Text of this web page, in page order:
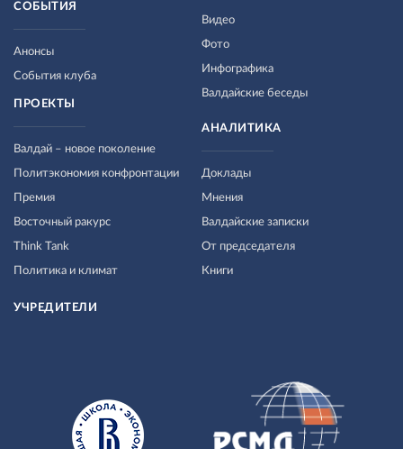
Видео
Фото
Инфографика
Валдайские беседы
СОБЫТИЯ
Анонсы
События клуба
ПРОЕКТЫ
Валдай – новое поколение
Политэкономия конфронтации
Премия
Восточный ракурс
Think Tank
Политика и климат
АНАЛИТИКА
Доклады
Мнения
Валдайские записки
От председателя
Книги
УЧРЕДИТЕЛИ